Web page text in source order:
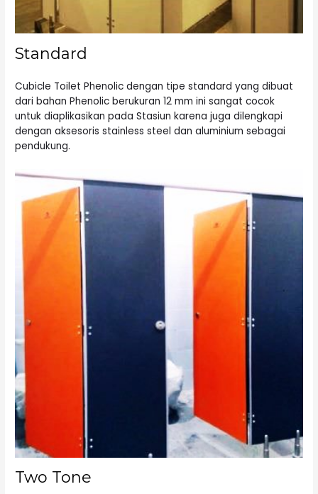
Standard
Cubicle Toilet Phenolic dengan tipe standard yang dibuat
dari bahan Phenolic berukuran 12 mm ini sangat cocok
untuk diaplikasikan pada Stasiun karena juga dilengkapi
dengan aksesoris stainless steel dan aluminium sebagai
pendukung.
Two Tone